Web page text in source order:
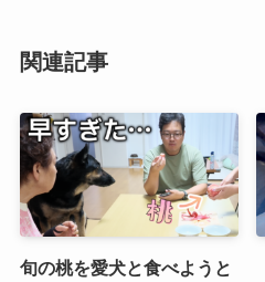
関連記事
旬の桃を愛犬と食べようと